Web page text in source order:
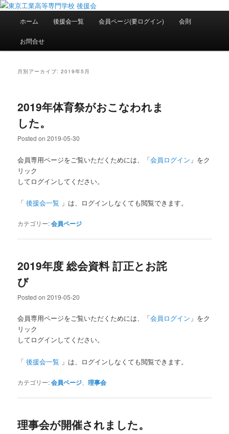
メ
ン
サ
テ
東京工業高等専門学校 後援会
National Institute of Technology ,Tokyo College Supporters.
メ
ホーム 後援会一覧 会員ページ(要ログイン) 会則
お問合せ
月別アーカイブ:2019年5月
2019年体育祭がおこなわれま
した。
Posted on2019-05-30
会員専用ページをご覧いただくためには、「会員ログイン 」をク
リック
してログインしてください。
「後援会一覧 」は、ログインしなくても閲覧できます。
カテゴリー:会員ページ
2019年度 総会資料 訂正とお詫
び
Posted on2019-05-20
会員専用ページをご覧いただくためには、「会員ログイン 」をク
リック
してログインしてください。
「後援会一覧 」は、ログインしなくても閲覧できます。
カテゴリー:会員ページ 、理事会
理事会が開催されました。